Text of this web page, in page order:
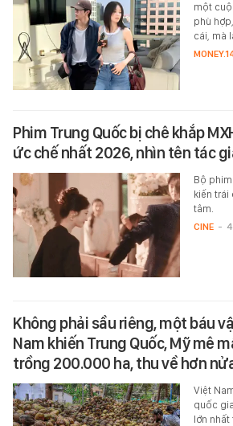
một
phù
cái, mà
Phim Trung Quốc bị chê khắp
ức chế nhất 2026, nhìn tên tác
Bộ
kiến trái
tâm.
CINE -
Không phải sầu riêng, một báu
Nam khiến Trung Quốc, Mỹ mê
trồng 200.000 ha, thu về hơn
Việt
quốc
lớn nhất